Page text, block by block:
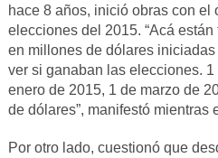
hace 8 años, inició obras con el
elecciones del 2015. “Acá
en millones de dólares
ver si ganaban las elecciones.
enero de 2015, 1 de marzo de
de dólares”, manifestó mientras
Por otro lado, cuestionó que